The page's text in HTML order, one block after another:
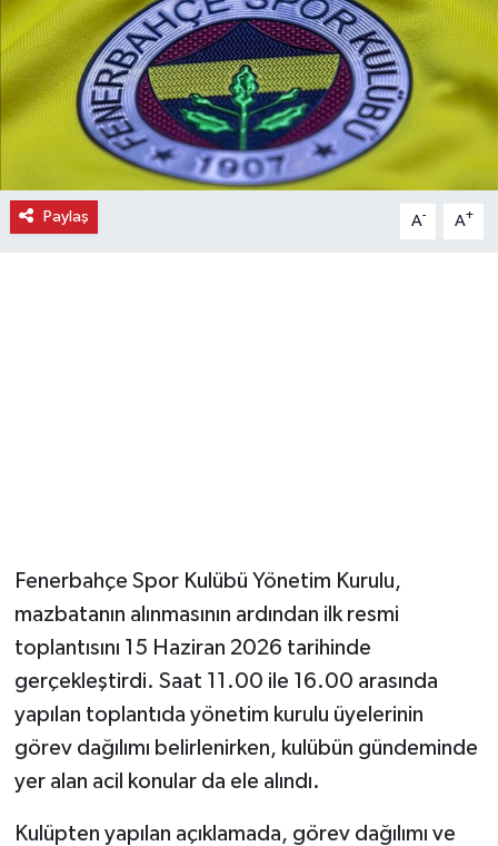
Paylaş A- A+
Fenerbahçe Spor Kulübü Yönetim Kurulu,
mazbatanın alınmasının ardından ilk resmi
toplantısını 15 Haziran 2026 tarihinde
gerçekleştirdi. Saat 11.00 ile 16.00 arasında
yapılan toplantıda yönetim kurulu üyelerinin
görev dağılımı belirlenirken, kulübün gündeminde
yer alan acil konular da ele alındı.
Kulüpten yapılan açıklamada, görev dağılımı ve
Gündem
Gurme
Haber
İlçe Haberleri
Siyaset
Sokak Hayvanlarını Sahiplendirme
Sonsöz Özel
Spor